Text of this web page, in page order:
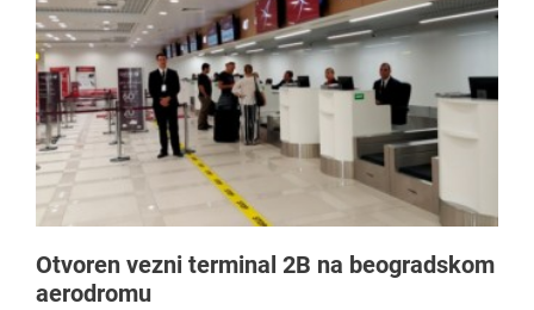
Otvoren vezni terminal 2B na beogradskom
aerodromu